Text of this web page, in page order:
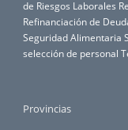
de Riesgos Laborales
Refinanciación de
Seguridad Alimentaria
selección de personal
Provincias